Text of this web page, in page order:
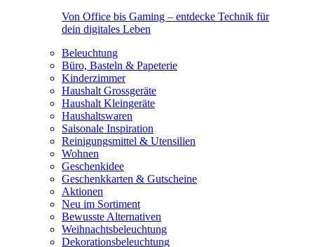
Von Office bis Gaming – entdecke Technik für
dein digitales Leben
Beleuchtung
Büro, Basteln & Papeterie
Kinderzimmer
Haushalt Grossgeräte
Haushalt Kleingeräte
Haushaltswaren
Saisonale Inspiration
Reinigungsmittel & Utensilien
Wohnen
Geschenkidee
Geschenkkarten & Gutscheine
Aktionen
Neu im Sortiment
Bewusste Alternativen
Weihnachtsbeleuchtung
Dekorationsbeleuchtung